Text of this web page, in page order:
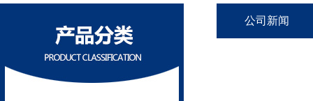
公司新闻